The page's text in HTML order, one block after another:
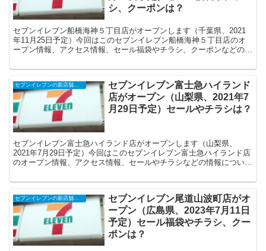
シ、クーポンは？
セブンイレブン船橋海神５丁目店がオープンします（千葉県、2021
年11月25日予定）今回はこのセブンイレブン船橋海神５丁目店のオ
ープン情報、アクセス情報、セール福袋やチラシ、クーポンなどの情
セブンイレブンの新店舗開店予定・オープンセール（福袋）、クーポンなど
セブンイレブン富士急ハイランド
店がオープン（山梨県、2021年7
月29日予定）セールやチラシは？
セブンイレブン富士急ハイランド店がオープンします（山梨県、
2021年7月29日予定）今回はこのセブンイレブン富士急ハイランド店
のオープン情報、アクセス情報、セールやチラシなどの情報について
セブンイレブン尾道山波町店がオ
ープン（広島県、2023年7月11日
予定）セール福袋やチラシ、クー
ポンは？